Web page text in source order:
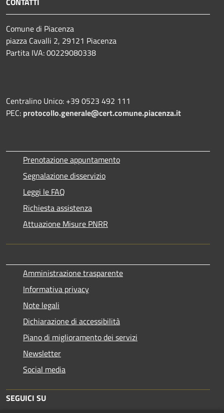
Comune di Piacenza
piazza Cavalli 2, 29121 Piacenza
Partita IVA: 00229080338
Centralino Unico: +39 0523 492 111
PEC: protocollo.generale@cert.comune.piacenza.it
Prenotazione appuntamento
Segnalazione disservizio
Leggi le FAQ
Richiesta assistenza
Attuazione Misure PNRR
Amministrazione trasparente
Informativa privacy
Note legali
Dichiarazione di accessibilità
Piano di miglioramento dei servizi
Newsletter
Social media
SEGUICI SU